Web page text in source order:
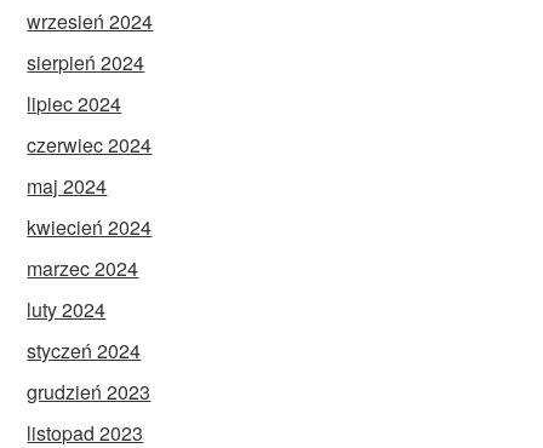
wrzesień 2024
sierpień 2024
lipiec 2024
czerwiec 2024
maj 2024
kwiecień 2024
marzec 2024
luty 2024
styczeń 2024
grudzień 2023
listopad 2023